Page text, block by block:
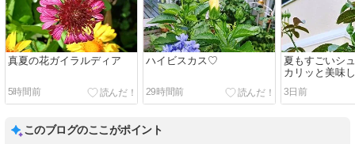
真夏の花ガイラルディア
5時間前
ハイビスカス♡
29時間前
夏もすごいシ
カリッと美味
3日前
このブログのここがポイント